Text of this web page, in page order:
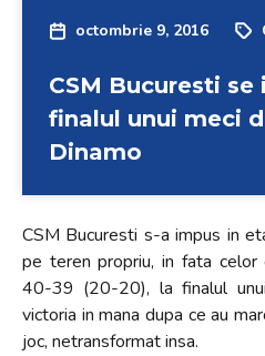
octombrie 9, 2016
CSM Bucuresti se
finalul unui meci
Dinamo
CSM Bucuresti s-a impus in
pe teren propriu, in fata celor
40-39 (20-20), la finalul
victoria in mana dupa ce au
joc, netransformat insa.